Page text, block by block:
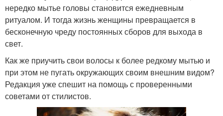
нередко мытье головы становится ежедневным
ритуалом. И тогда жизнь женщины превращается в
бесконечную чреду постоянных сборов для выхода в
свет.
Как же приучить свои волосы к более редкому мытью и
при этом не пугать окружающих своим внешним видом?
Редакция уже спешит на помощь с проверенными
советами от стилистов.